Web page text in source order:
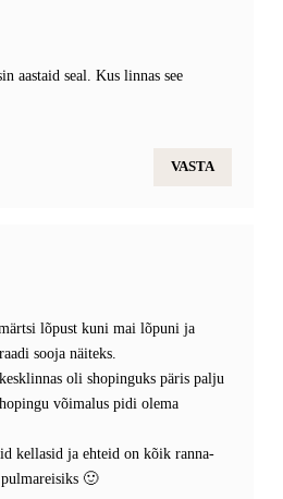
seal. Kus linnas see
VASTA
lõpust kuni mai lõpuni ja
sooja näiteks.
oli shopinguks päris palju
võimalus pidi olema
kellasid ja ehteid on kõik ranna-
🙂